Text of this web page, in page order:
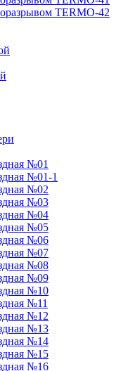
TERMO-42
№01
№01-1
№02
№03
№04
№05
№06
№07
№08
№09
№10
№11
№12
№13
№14
№15
№16